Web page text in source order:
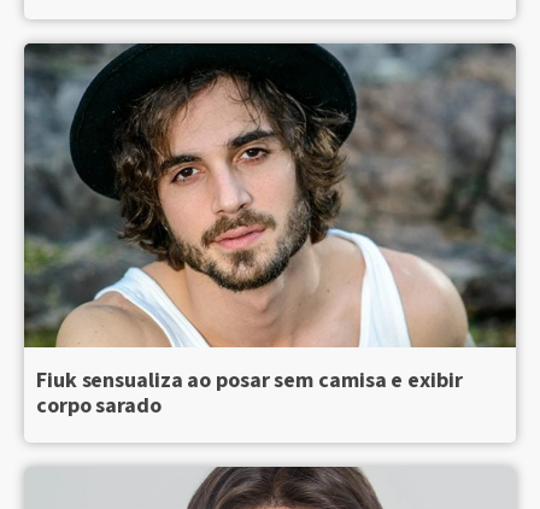
Fiuk sensualiza ao posar sem camisa e exibir
corpo sarado